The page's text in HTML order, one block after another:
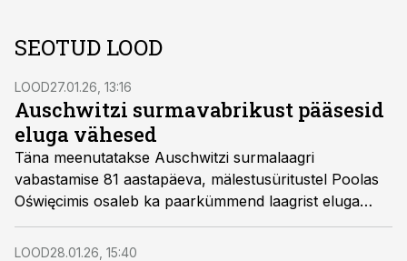
SEOTUD LOOD
LOOD27.01.26, 13:16
Auschwitzi surmavabrikust pääsesid
eluga vähesed
Täna meenutatakse Auschwitzi surmalaagri
vabastamise 81 aastapäeva, mälestusüritustel Poolas
Oświęcimis osaleb ka paarkümmend laagrist eluga
pääsenud inimest.
LOOD28.01.26, 15:40